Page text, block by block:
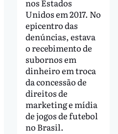
nos Estados
Unidos em 2017. No
epicentro das
denúncias, estava
o recebimento de
subornos em
dinheiro em troca
da concessão de
direitos de
marketing e mídia
de jogos de futebol
no Brasil.